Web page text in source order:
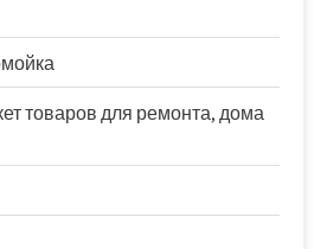
товаров для ремонта, дома